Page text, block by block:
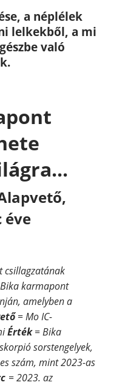
a néplélek
lelkekből, a mi
való
éve
csillagzatának
karmapont
amelyben a
= Mo IC-
Érték= Bika
sorstengelyek,
szám, mint 2023-as
= 2023. az